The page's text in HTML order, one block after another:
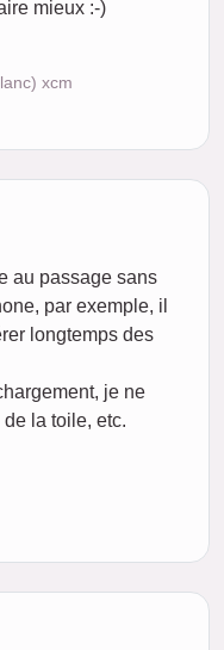
mieux :-)
xcm
au passage sans
par exemple, il
longtemps des
je ne
la toile, etc.